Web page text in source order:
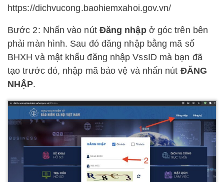
https://dichvucong.baohiemxahoi.gov.vn/
Bước 2: Nhấn vào nút Đăng nhậpở góc trên bên
phải màn hình. Sau đó đăng nhập bằng mã số
BHXH và mật khẩu đăng nhập VssID mà bạn đã
tạo trước đó, nhập mã bảo vệ và nhấn nút ĐĂNG
NHẬP.